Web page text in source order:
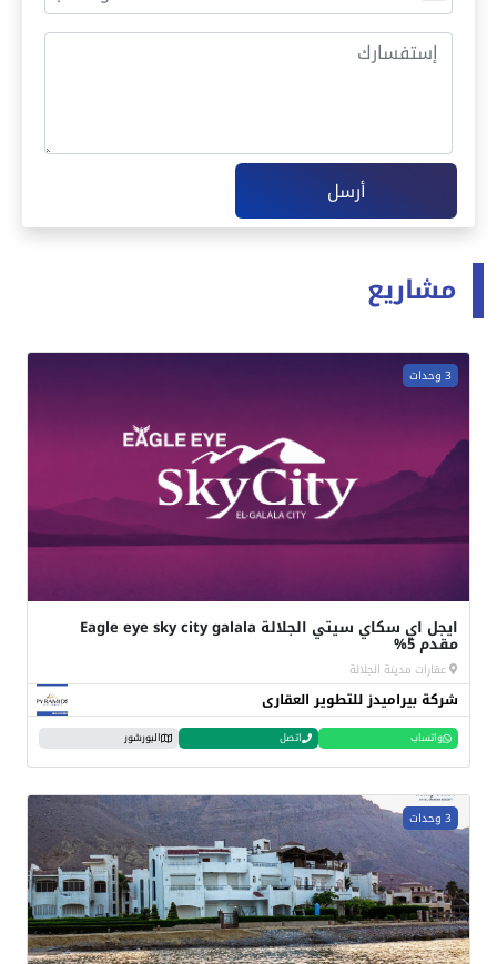
أرسل
مشاريع
3 وحدات
ايجل اي سكاي سيتي الجلالة Eagle eye sky city galala
مقدم 5%
عقارات مدينة الجلالة
شركة بيراميدز للتطوير العقارى
واتساب اتصل البورشور
3 وحدات